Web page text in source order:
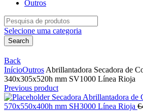
Outros
Search
for:
Selecione uma categoria
Search
Back
InícioOutros Abrillantadora Secadora de
340x305x520h mm SV1000 Línea Rioja
Previous product
Secadora Abrillantadora de
570x550x400h mm SH3000 Línea Rioja €